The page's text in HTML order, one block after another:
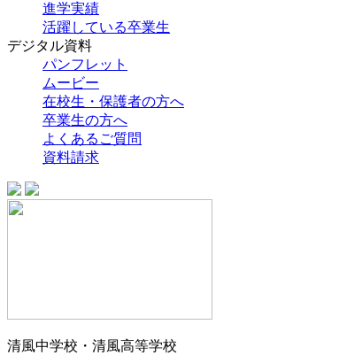
進学実績
活躍している卒業生
デジタル資料
パンフレット
ムービー
在校生・保護者の方へ
卒業生の方へ
よくあるご質問
資料請求
清風中学校・清風高等学校